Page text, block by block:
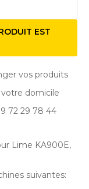
EST
vos produits
votre domicile
72 29 78 44
Lime KA900E,
suivantes: